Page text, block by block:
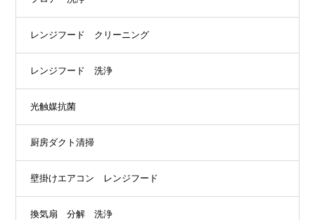
レンジフード クリーニング
レンジフード 洗浄
光触媒抗菌
厨房ダクト清掃
壁掛けエアコン レンジフード
換気扇 分解 洗浄